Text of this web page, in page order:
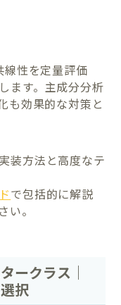
線性を定量評価
ます。主成分分析
も効果的な対策と
装方法と高度なテ
で包括的に解説
い。
ークラス｜
択